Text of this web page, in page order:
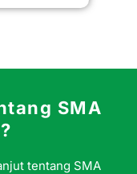
SMA
tentang SMA